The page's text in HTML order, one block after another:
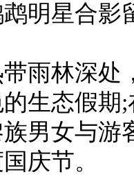
明星合影
林深处
生态假期
男女与游
庆节。